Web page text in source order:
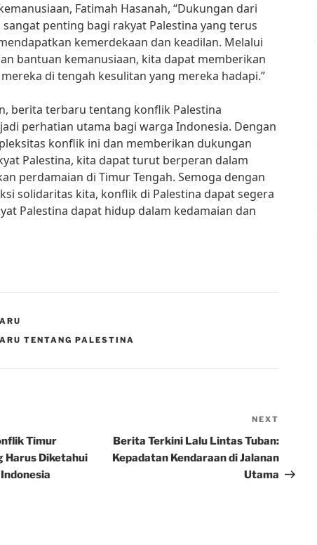
Fatimah Hasanah, “Dukungan dari
penting bagi rakyat Palestina yang terus
kemerdekaan dan keadilan. Melalui
bantuan kemanusiaan, kita dapat memberikan
di tengah kesulitan yang mereka hadapi.”
berita terbaru tentang konflik Palestina
perhatian utama bagi warga Indonesia. Dengan
konflik ini dan memberikan dukungan
Palestina, kita dapat turut berperan dalam
perdamaian di Timur Tengah. Semoga dengan
solidaritas kita, konflik di Palestina dapat segera
Palestina dapat hidup dalam kedamaian dan
TENTANG PALESTINA
Timur
Harus Diketahui
Post
NEXT
Berita Terkini Lalu Lintas Tuban:
Kepadatan Kendaraan di Jalanan
Utama